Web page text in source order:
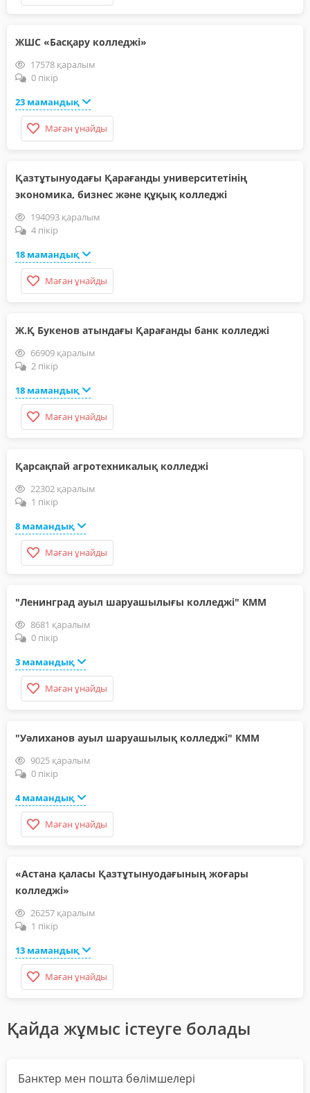
ЖШС «Басқару колледжі»
17578 қаралым
0 пікір
23 мамандық
Маған ұнайды
Қазтұтынуодағы Қарағанды университетінің
экономика, бизнес және құқық колледжі
194093 қаралым
4 пікір
18 мамандық
Маған ұнайды
Ж.Қ Букенов атындағы Қарағанды банк колледжі
66909 қаралым
2 пікір
18 мамандық
Маған ұнайды
Қарсақпай агротехникалық колледжі
22302 қаралым
1 пікір
8 мамандық
Маған ұнайды
"Ленинград ауыл шаруашылығы колледжі" КММ
8681 қаралым
0 пікір
3 мамандық
Маған ұнайды
"Уәлиханов ауыл шаруашылық колледжі" КММ
9025 қаралым
0 пікір
4 мамандық
Маған ұнайды
«Астана қаласы Қазтұтынуодағының жоғары
колледжі»
26257 қаралым
1 пікір
13 мамандық
Маған ұнайды
Қайда жұмыс істеуге болады
Банктер мен пошта бөлімшелері